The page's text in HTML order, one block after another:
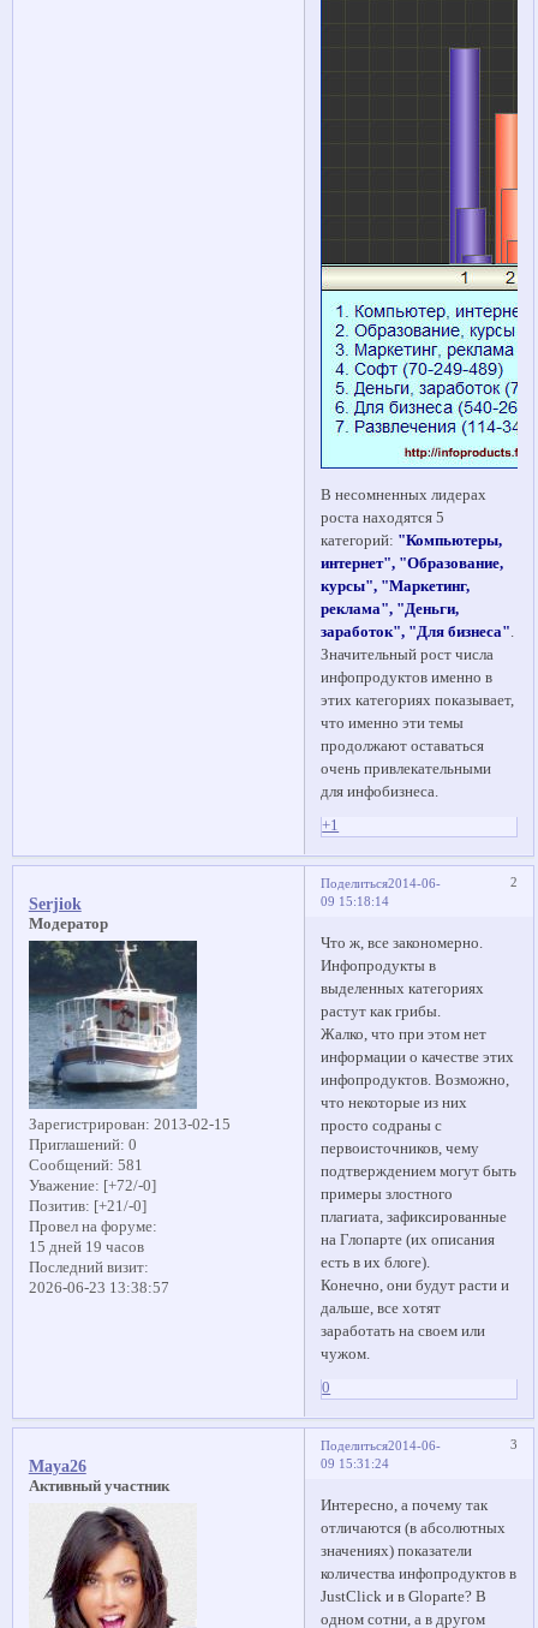
В несомненных лидерах
роста находятся 5
категорий: "Компьютеры,
интернет", "Образование,
курсы", "Маркетинг,
реклама", "Деньги,
заработок", "Для бизнеса"
Значительный рост числа
инфопродуктов именно в
этих категориях показывает,
что именно эти темы
продолжают оставаться
очень привлекательными
для инфобизнеса.
+1
Поделиться 2
2014-06-
09 15:18:14
Serjiok
Модератор
Зарегистрирован: 2013-02-15
Приглашений: 0
Сообщений: 581
Уважение: [+72/-0]
Позитив: [+21/-0]
Провел на форуме:
15 дней 19 часов
Последний визит:
2026-06-23 13:38:57
Что ж, все закономерно.
Инфопродукты в
выделенных категориях
растут как грибы.
Жалко, что при этом нет
информации о качестве этих
инфопродуктов. Возможно,
что некоторые из них
просто содраны с
первоисточников, чему
подтверждением могут быть
примеры злостного
плагиата, зафиксированные
на Глопарте (их описания
есть в их блоге).
Конечно, они будут расти и
дальше, все хотят
заработать на своем или
чужом.
0
Поделиться 3
2014-06-
09 15:31:24
Maya26
Активный участник
Интересно, а почему так
отличаются (в абсолютных
значениях) показатели
количества инфопродуктов в
JustClick и в Gloparte? В
одном сотни, а в другом